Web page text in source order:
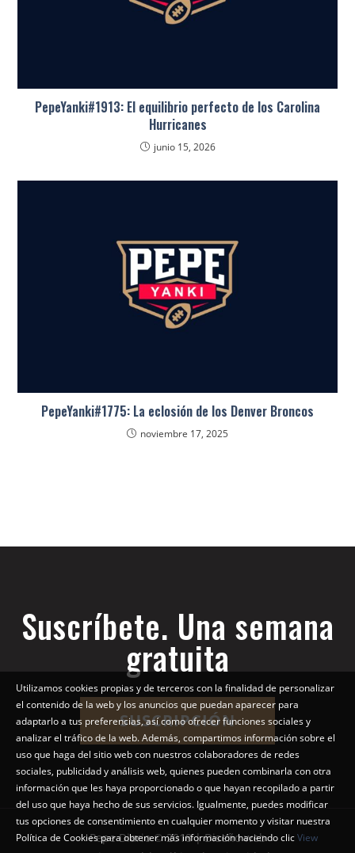
PepeYanki#1913: El equilibrio perfecto de los Carolina
Hurricanes
junio 15, 2026
PepeYanki#1775: La eclosión de los Denver Broncos
noviembre 17, 2025
Suscríbete. Una semana
gratuita
SUSCRIPCIÓN
Pepe Diario © 2018 | Diseño web
Utilizamos cookies propias y de terceros con la finalidad de personalizar
el contenido de la web y los anuncios que puedan aparecer para
adaptarlo a tus preferencias, así como ofrecer funciones sociales y
analizar el tráfico de la web. Además, compartimos información sobre el
uso que haga del sitio web con nuestros colaboradores de redes
sociales, publicidad y análisis web, quienes pueden combinarla con otra
información que les haya proporcionado o que hayan recopilado a partir
del uso que haya hecho de sus servicios. Igualmente, puedes modificar
tus opciones de consentimiento en cualquier momento y visitar nuestra
Política de Cookies para obtener más información haciendo clicView